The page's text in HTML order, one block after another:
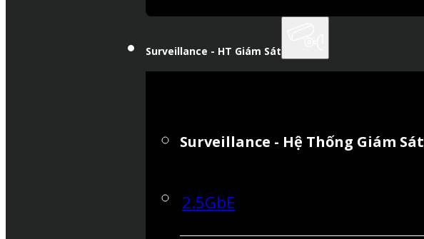
Surveillance - HT Giám Sát
Surveillance - Hệ Thống Giám Sát
2.5GbE